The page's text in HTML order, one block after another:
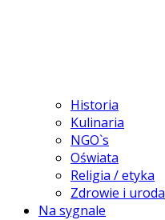
Historia
Kulinaria
NGO`s
Oświata
Religia / etyka
Zdrowie i uroda
Na sygnale